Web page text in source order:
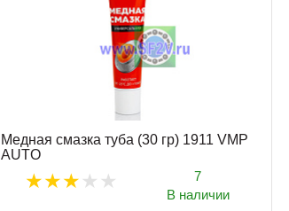
Медная смазка туба (30 гр) 1911 VMP
AUTO
7
В наличии